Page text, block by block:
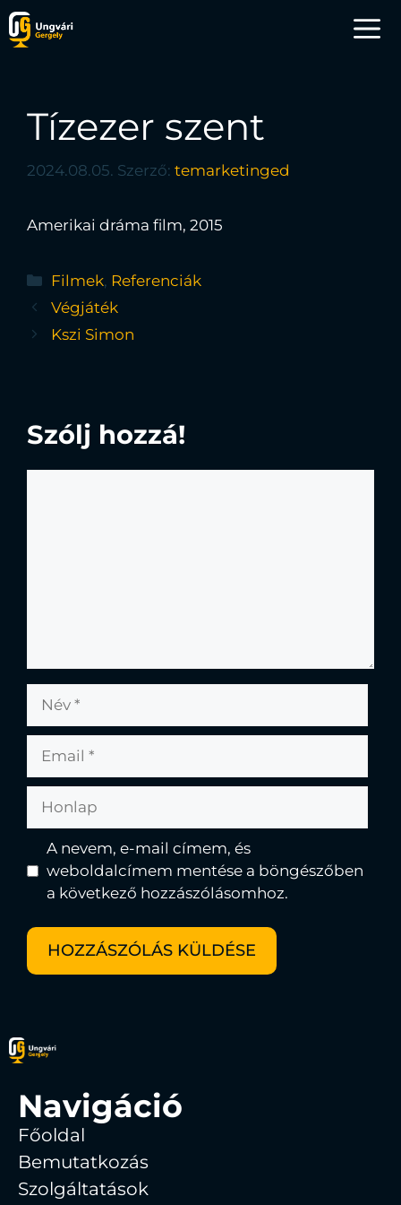
Tízezer szent
2024.08.05. Szerző: temarketinged
Amerikai dráma film, 2015
Filmek, Referenciák
Végjáték
Kszi Simon
Szólj hozzá!
A nevem, e-mail címem, és
weboldalcímem mentése a böngészőben
a következő hozzászólásomhoz.
Navigáció
Főoldal
Bemutatkozás
Szolgáltatások